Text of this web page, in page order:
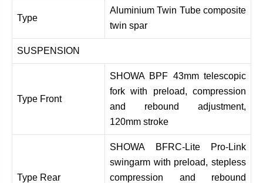
Type
Aluminium Twin Tube composite
twin spar
SUSPENSION
Type Front
SHOWA BPF 43mm telescopic
fork with preload, compression
and rebound adjustment,
120mm stroke
Type Rear
SHOWA BFRC-Lite Pro-Link
swingarm with preload, stepless
compression and rebound